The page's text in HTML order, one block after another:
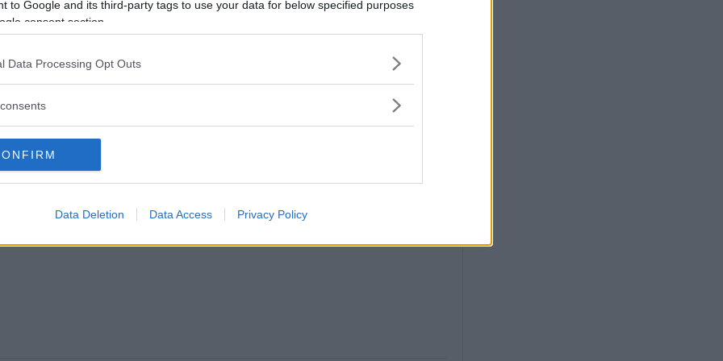
to Google and its third-party tags to use your data for below specified purposes
consent section.
Data Processing Opt Outs
Data Deletion Data Access Privacy Policy
ERSÄTTER